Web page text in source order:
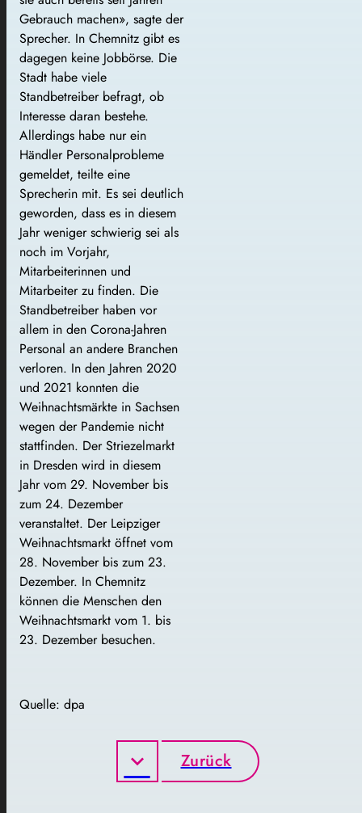
Gebrauch machen», sagte der
Sprecher. In Chemnitz gibt es
dagegen keine Jobbörse. Die
Stadt habe viele
Standbetreiber befragt, ob
Interesse daran bestehe.
Allerdings habe nur ein
Händler Personalprobleme
gemeldet, teilte eine
Sprecherin mit. Es sei deutlich
geworden, dass es in diesem
Jahr weniger schwierig sei als
noch im Vorjahr,
Mitarbeiterinnen und
Mitarbeiter zu finden. Die
Standbetreiber haben vor
allem in den Corona-Jahren
Personal an andere Branchen
verloren. In den Jahren 2020
und 2021 konnten die
Weihnachtsmärkte in Sachsen
wegen der Pandemie nicht
stattfinden. Der Striezelmarkt
in Dresden wird in diesem
Jahr vom 29. November bis
zum 24. Dezember
veranstaltet. Der Leipziger
Weihnachtsmarkt öffnet vom
28. November bis zum 23.
Dezember. In Chemnitz
können die Menschen den
Weihnachtsmarkt vom 1. bis
23. Dezember besuchen.
Quelle: dpa
Zurück